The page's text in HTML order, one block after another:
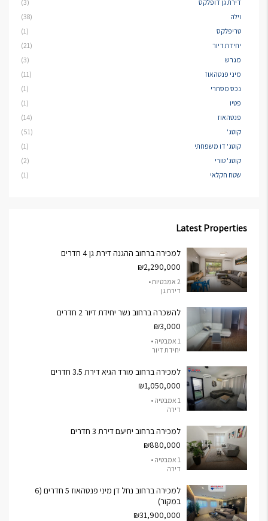
דירת גן דופלקס
(3)
וילה
(38)
טריפלקס
(1)
יחידת דיור
(21)
מגרש
(3)
מיני פנטהאוז
(11)
נכס מסחרי
(1)
פטיו
(1)
פנטהאוז
(14)
קוטג'
(51)
קוטג' דו משפחתי
(1)
קוטג' טורי
(2)
שטח חקלאי
(1)
Latest Properties
למכירה ברחוב ההגנה דירת גן 4 חדרים
₪2,290,000
2 אמבטיות •
דירת גן
להשכרה ברחוב נשר יחידת דיור 2 חדרים
₪3,000
1 אמבטיה •
יחידת דיור
למכירה ברחוב מורד הגיא דירת 3.5 חדרים
₪1,050,000
1 אמבטיה •
דירה
למכירה ברחוב יחיעם דירת 3 חדרים
₪880,000
1 אמבטיה •
דירה
למכירה ברחוב נחל דן מיני פנטהאוז 5 חדרים (6
במקור)
₪31,900,000